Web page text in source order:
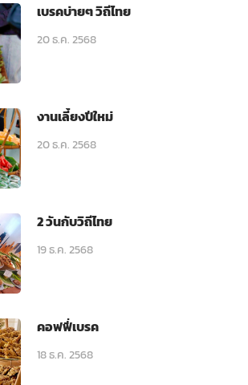
เบรคบ่ายๆ วิถีไทย
20 ธ.ค. 2568
งานเลี้ยงปีใหม่
20 ธ.ค. 2568
2 วันกับวิถีไทย
19 ธ.ค. 2568
คอฟฟี่เบรค
18 ธ.ค. 2568